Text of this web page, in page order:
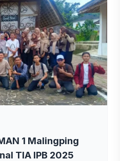
1 Malingping
TIA IPB 2025